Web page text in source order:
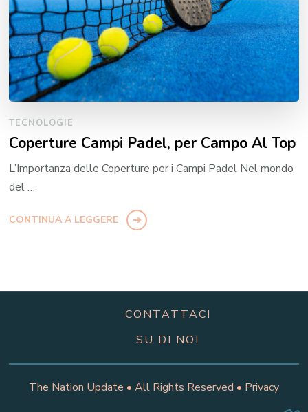
TECNOLOGIE
Coperture Campi Padel, per Campo Al Top
L’Importanza delle Coperture per i Campi Padel Nel mondo
del …
CONTINUA A LEGGERE
CONTATTACI
SU DI NOI
The Nation Update • All Rights Reserved • Privacy